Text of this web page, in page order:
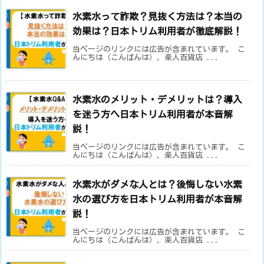
水素水って詐欺？見抜く方法は？本当の
効果は？日本トリム利用者が徹底解説！
当ページのリンクには広告が含まれています。 こ
んにちは（こんばんは）、楽人百貨店 ...
水素水のメリット・デメリットは？導入
を迷う方へ日本トリム利用者が本音解
説！
当ページのリンクには広告が含まれています。 こ
んにちは（こんばんは）、楽人百貨店 ...
水素水がダメな人とは？後悔しない水素
水の選び方を日本トリム利用者が本音解
説！
当ページのリンクには広告が含まれています。 こ
んにちは（こんばんは）、楽人百貨店 ...